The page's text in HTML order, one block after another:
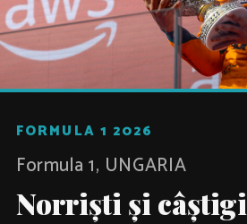
FORMULA 1 2026
Formula 1, UNGARIA
Norriști și câștigi